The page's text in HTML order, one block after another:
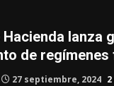
lanza
de regímenes
27 septiembre, 2024